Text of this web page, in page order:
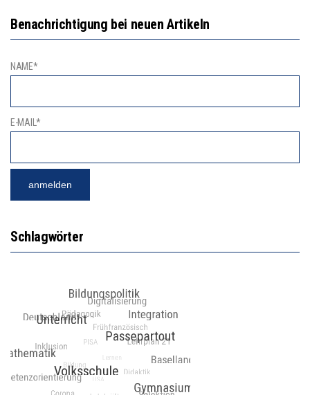
Benachrichtigung bei neuen Artikeln
NAME*
E-MAIL*
Schlagwörter